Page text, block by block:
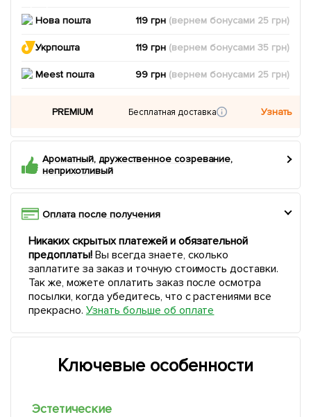
Нова пошта 119 грн (вернем бонусами 25 грн)
Укрпошта 119 грн (вернем бонусами35 грн)
Meest пошта 99 грн (вернем бонусами 25 грн)
PREMIUM Бесплатная доставка Узнать
Ароматный, дружественное созревание,
неприхотливый
Оплата после получения
Никаких скрытых платежей и обязательной
предоплаты!Вы всегда знаете, сколько
заплатите за заказ и точную стоимость доставки.
Так же, можете оплатить заказ после осмотра
посылки, когда убедитесь, что с растениями все
прекрасно. Узнать больше об оплате
Ключевые особенности
Эстетические